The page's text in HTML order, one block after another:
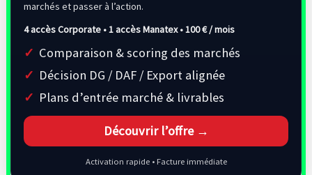
marchés et passer à l’action.
4 accès Corporate • 1 accès Manatex •100 € / mois
Comparaison & scoring des marchés
Décision DG / DAF / Export alignée
Plans d’entrée marché & livrables
Découvrir l’offre →
Activation rapide • Facture immédiate